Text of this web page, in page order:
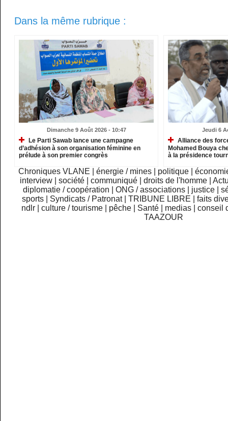
Dans la même rubrique :
Dimanche 9 Août 2026 - 10:47
Le Parti Sawab lance une campagne
d’adhésion à son organisation féminine en
prélude à son premier congrès
Jeudi 6
Alliance des
Mohamed Bouya
à la présidence
Chroniques VLANE énergie / mines politique
interview
|société |communiqué |droits de l'homme |
diplomatie / coopération
ONG / associations justice
sports
Syndicats / Patronat TRIBUNE LIBRE
faits
ndlr
|culture / tourisme pêche Santé medias |conseil
TAAZOUR